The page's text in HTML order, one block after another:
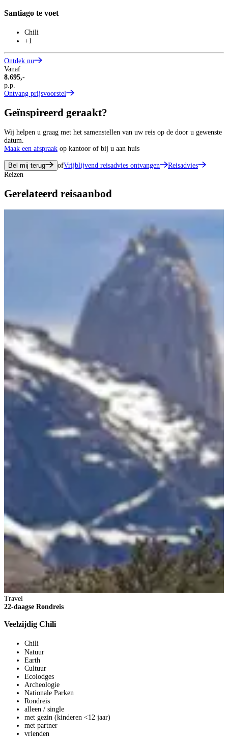
Santiago te voet
Chili
+1
Ontdek nu
Vanaf
8.695,-
p.p.
Ontvang prijsvoorstel
Geïnspireerd geraakt?
Wij helpen u graag met het samenstellen van uw reis op de door u gewenste
datum.
Maak een afspraak op kantoor of bij u aan huis
Bel mij terug ofVrijblijvend reisadvies ontvangen
Reisadvies
Reizen
Gerelateerd reisaanbod
Travel
22-daagse Rondreis
Veelzijdig Chili
Chili
Natuur
Earth
Cultuur
Ecolodges
Archeologie
Nationale Parken
Rondreis
alleen / single
met gezin (kinderen <12 jaar)
met partner
vrienden